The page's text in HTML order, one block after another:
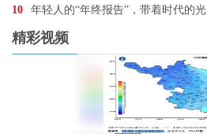
10 年轻人的“年终报告”，带着时代的光
精彩视频